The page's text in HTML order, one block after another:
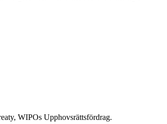
WIPOs Upphovsrättsfördrag.